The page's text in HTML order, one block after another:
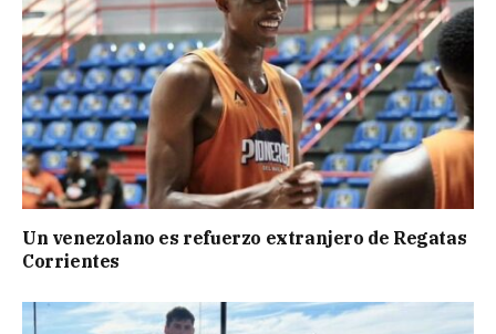
Un venezolano es refuerzo extranjero de Regatas
Corrientes